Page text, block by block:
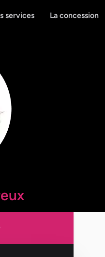
services La concession